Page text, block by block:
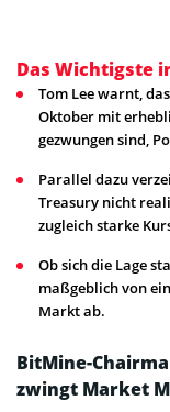
Das Wichtigste
Tom Lee warnt,
Oktober mit
gezwungen sind,
Parallel dazu
Treasury nicht
zugleich starke
Ob sich die Lage
maßgeblich von
Markt ab.
BitMine-
zwingt Market